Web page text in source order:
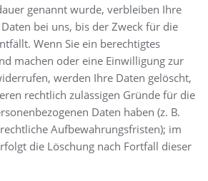
genannt wurde, verbleiben Ihre
bei uns, bis der Zweck für die
Wenn Sie ein berechtigtes
machen oder eine Einwilligung zur
werden Ihre Daten gelöscht,
rechtlich zulässigen Gründe für die
Daten haben (z. B.
Aufbewahrungsfristen); im
die Löschung nach Fortfall dieser